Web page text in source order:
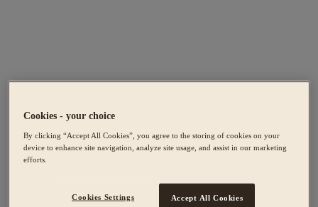
Cookies - your choice
By clicking “Accept All Cookies”, you agree to the storing of cookies on your
device to enhance site navigation, analyze site usage, and assist in our marketing
efforts.
Cookies Settings Accept All Cookies